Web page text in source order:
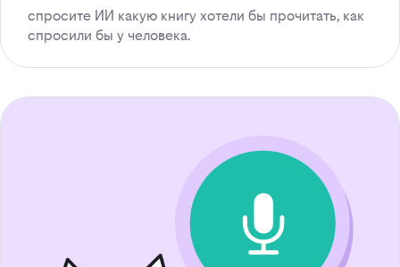
спросите ИИ какую книгу хотели бы прочитать, как
спросили бы у человека.